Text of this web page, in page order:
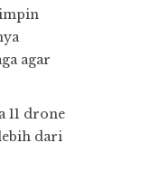
agar
11 drone
dari